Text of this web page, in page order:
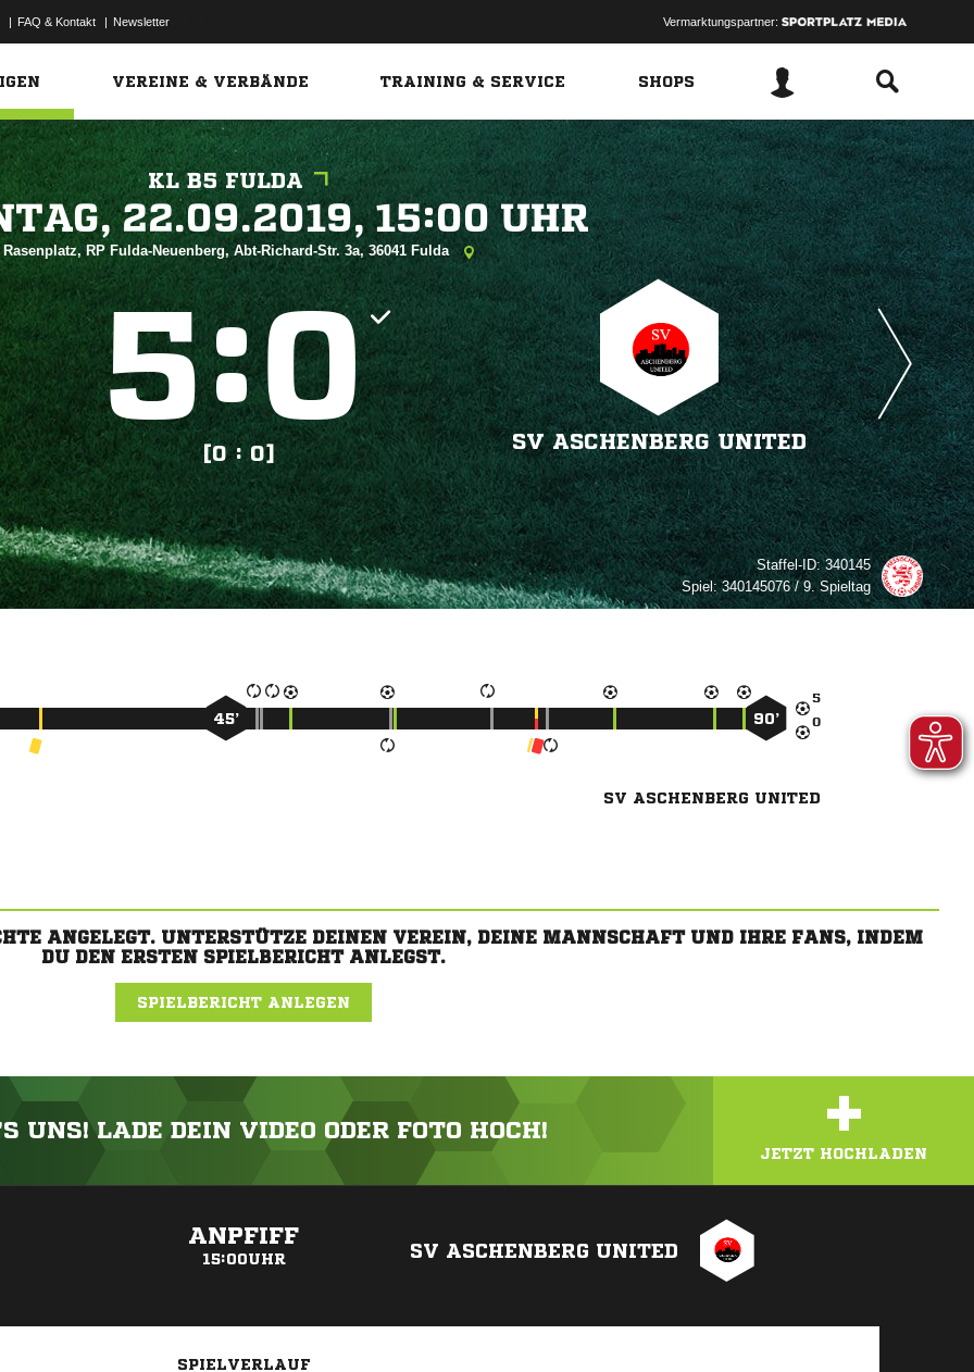
| FAQ & Kontakt | Newsletter Vermarktungspartner:
VEREINE & VERBÄNDE TRAINING & SERVICE SHOPS
KL B5 FULDA
  
Rasenplatz, RP Fulda-Neuenberg, Abt-Richard-Str. 3a, 36041 Fulda
:
[0 : 0]
SV ASCHENBERG UNITED
Staffel-ID:340145
Spiel:340145076 / 9. Spieltag


45’ 90’
SV ASCHENBERG UNITED
ANGELEGT. UNTERSTÜTZE DEINEN VEREIN, DEINE MANNSCHAFT UND IHRE FANS, INDEM
DU DEN ERSTEN SPIELBERICHT ANLEGST.
SPIELBERICHT ANLEGEN
UNS! LADE DEIN VIDEO ODER FOTO HOCH! +
JETZT HOCHLADEN
ANPFIFF
15:00UHR SV ASCHENBERG UNITED
SPIELVERLAUF